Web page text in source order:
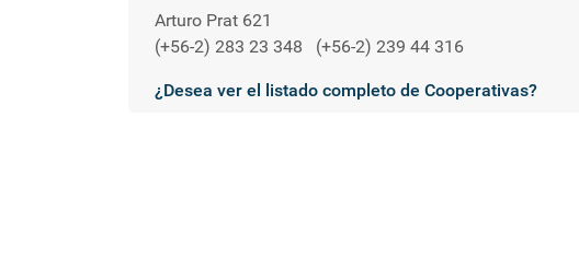
Arturo Prat 621
(+56-2) 283 23 348
(+56-2) 239 44 316
¿Desea ver el listado completo de Cooperativas?